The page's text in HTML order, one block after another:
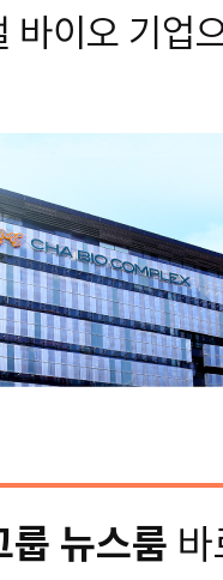
바이오 기업
룹 뉴스룸